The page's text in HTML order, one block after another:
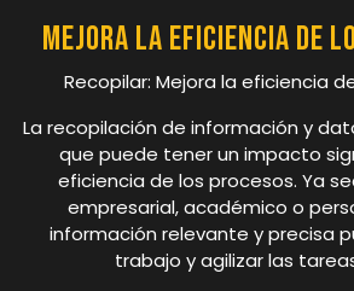
Mejora la eficiencia de
Recopilar: Mejora la eficiencia
La recopilación de información y
que puede tener un impacto
eficiencia de los procesos. Ya
empresarial, académico o
información relevante y precisa
trabajo y agilizar las